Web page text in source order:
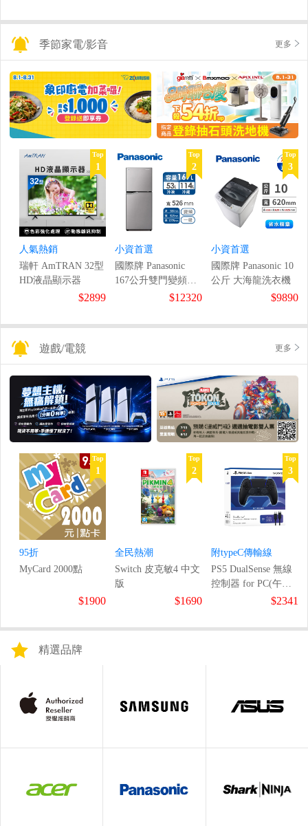
季節家電/影音 更多
Top
1
人氣熱銷
瑞軒 AmTRAN 32型
HD液晶顯示器
$2899
Top
2
小資首選
國際牌 Panasonic
167公升雙門變頻冰
$12320
Top
3
小資首選
國際牌 Panasonic 10
公斤 大海龍洗衣機
$9890
遊戲/電競 更多
Top
1
95折
MyCard 2000點
$1900
Top
2
全民熱潮
Switch 皮克敏4 中文
版
$1690
Top
3
附typeC傳輸線
PS5 DualSense 無線
控制器 for PC(午夜
$2341
精選品牌